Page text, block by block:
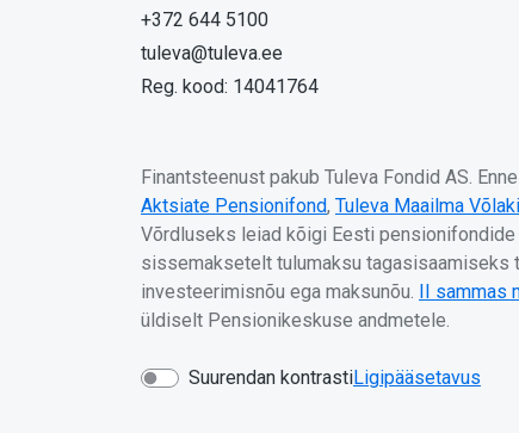
+372 644 5100
tuleva@tuleva.ee
Reg. kood: 14041764
Finantsteenust pakub Tuleva Fondid AS.
Aktsiate Pensionifond, Tuleva Maailma
Võrdluseks leiad kõigi Eesti
sissemaksetelt tulumaksu tagasisaamiseks
investeerimisnõu ega maksunõu.
II
üldiselt Pensionikeskuse andmetele.
Suurendan kontrastiLigipääsetavus